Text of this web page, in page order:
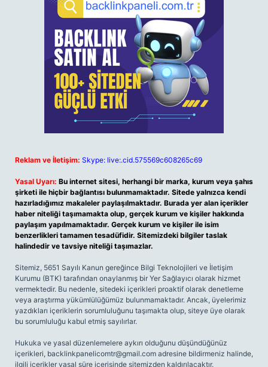
Reklam ve İletişim: Skype: live:.cid.575569c608265c69
Yasal Uyarı: Bu internet sitesi, herhangi bir marka, kurum veya şahıs
şirketi ile hiçbir bağlantısı bulunmamaktadır. Sitede yalnızca kendi
hazırladığımız makaleler paylaşılmaktadır. Burada yer alan içerikler
haber niteliği taşımamakta olup, gerçek kurum ve kişiler hakkında
paylaşım yapılmamaktadır. Gerçek kurum ve kişiler ile isim
benzerlikleri tamamen tesadüfidir. Sitemizdeki bilgiler taslak
halindedir ve tavsiye niteliği taşımazlar.
Sitemiz, 5651 Sayılı Kanun gereğince Bilgi Teknolojileri ve İletişim
Kurumu (BTK) tarafından onaylanmış bir Yer Sağlayıcı olarak hizmet
vermektedir. Bu nedenle, sitedeki içerikleri proaktif olarak denetleme
veya araştırma yükümlülüğümüz bulunmamaktadır. Ancak, üyelerimiz
yazdıkları içeriklerin sorumluluğunu taşımakta olup, siteye üye olarak
bu sorumluluğu kabul etmiş sayılırlar.
Hukuka ve yasal düzenlemelere aykırı olduğunu düşündüğünüz
içerikleri, backlinkpanelicomtr@gmail.com adresine bildirmeniz halinde,
ilgili içerikler yasal süre içerisinde sitemizden kaldırılacaktır.